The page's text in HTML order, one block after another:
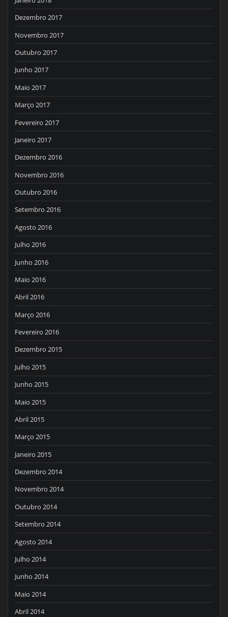
Dezembro 2017
Novembro 2017
Outubro 2017
Junho 2017
Maio 2017
Março 2017
Fevereiro 2017
Janeiro 2017
Dezembro 2016
Novembro 2016
Outubro 2016
Setembro 2016
Agosto 2016
Julho 2016
Junho 2016
Maio 2016
Abril 2016
Março 2016
Fevereiro 2016
Dezembro 2015
Julho 2015
Junho 2015
Maio 2015
Abril 2015
Março 2015
Janeiro 2015
Dezembro 2014
Novembro 2014
Outubro 2014
Setembro 2014
Agosto 2014
Julho 2014
Junho 2014
Maio 2014
Abril 2014